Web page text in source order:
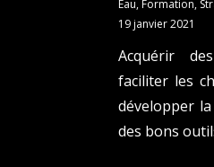
Eau, Formation,
19 janvier 2021
Acquérir
faciliter les
développer
des bons